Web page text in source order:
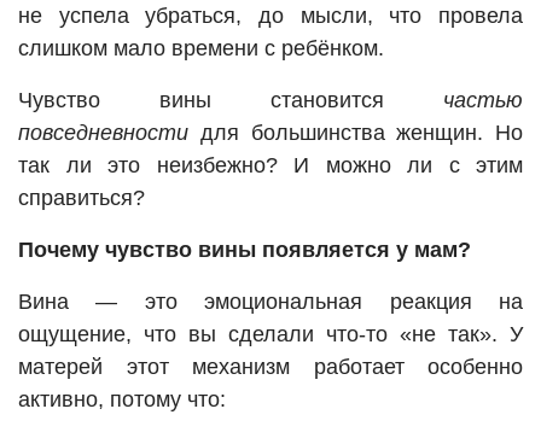
не успела убраться, до мысли, что провела
слишком мало времени с ребёнком.
Чувство вины становится частью
повседневности для большинства женщин. Но
так ли это неизбежно? И можно ли с этим
справиться?
Почему чувство вины появляется у мам?
Вина — это эмоциональная реакция на
ощущение, что вы сделали что-то «не так». У
матерей этот механизм работает особенно
активно, потому что: